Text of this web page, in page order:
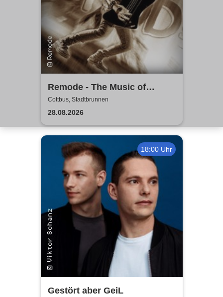
Remode - The Music of
Depeche Mode
Cottbus, Stadtbrunnen
28.08.2026
18:00 Uhr
Gestört aber GeiL